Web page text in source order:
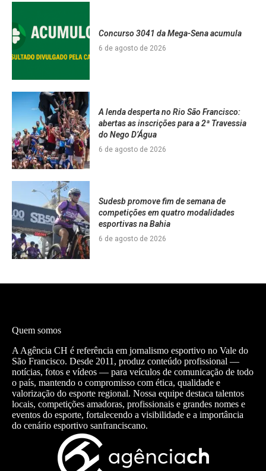
Concurso 3041 da Mega-Sena acumula
6 de agosto de 2026
A lenda desperta no Rio São Francisco:
abertas as inscrições para a 2ª Travessia
do Nego D’Água
6 de agosto de 2026
Sudesb promove fim de semana de
competições em quatro modalidades
esportivas na Bahia
6 de agosto de 2026
Quem somos
A Agência CH é referência em jornalismo esportivo no Vale do
São Francisco. Desde 2011, produz conteúdo profissional —
notícias, fotos e vídeos — para veículos de comunicação de todo
o país, mantendo o compromisso com ética, qualidade e
valorização do esporte regional. Nossa equipe destaca talentos
locais, competições amadoras, profissionais e grandes nomes e
eventos do esporte, fortalecendo a visibilidade e a importância
do cenário esportivo sanfranciscano.